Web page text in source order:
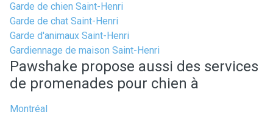
Garde de chien Saint-Henri
Garde de chat Saint-Henri
Garde d'animaux Saint-Henri
Gardiennage de maison Saint-Henri
Pawshake propose aussi des services
de promenades pour chien à
Montréal